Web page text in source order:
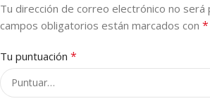
Tu dirección de correo electrónico no será
campos obligatorios están marcados con *
Tu puntuación *